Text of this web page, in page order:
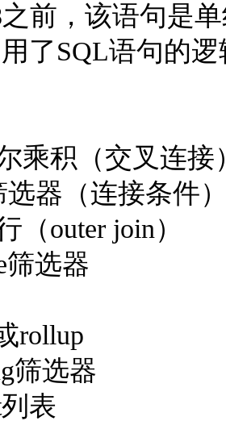
前，该语句是
了SQL语句的
乘积（交叉连接
选器（连接条件
（outer join）
筛选器
rollup
筛选器
表